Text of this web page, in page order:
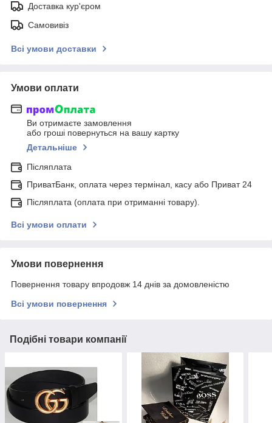
Доставка кур'єром
Самовивіз
Всі умови доставки
Умови оплати
Ви отримаєте замовлення
або гроші повернуться на вашу картку
Детальніше
Післяплата
ПриватБанк, оплата через термінал, касу або Приват 24
Післяплата (оплата при отриманні товару).
Всі умови оплати
Умови повернення
Повернення товару впродовж 14 днів за домовленістю
Всі умови повернення
Подібні товари компанії